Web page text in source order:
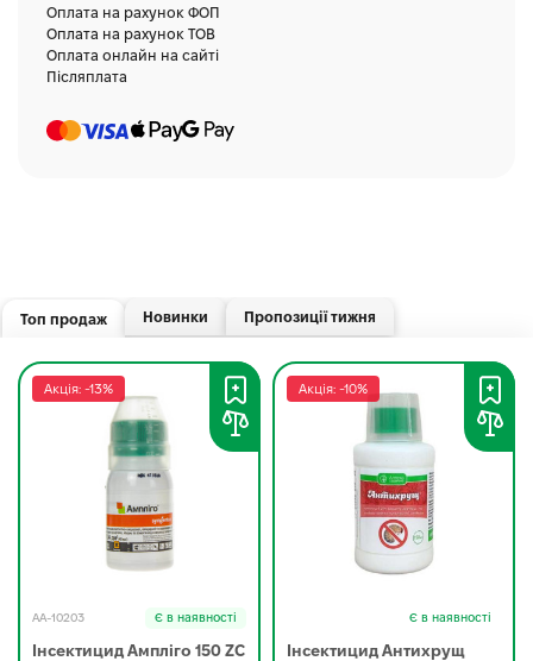
Оплата на рахунок ФОП
Оплата на рахунок ТОВ
Оплата онлайн на сайті
Післяплата
Топ продаж Новинки Пропозиції тижня
Акція: -13%
AA-10203 Є в наявності
Інсектицид Ампліго 150 ZC
Акція: -10%
Є в наявності
Інсектицид Антихрущ